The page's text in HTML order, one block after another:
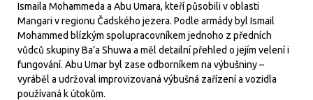
Ismaila Mohammeda a Abu Umara, kteří působili v oblasti
Mangari v regionu Čadského jezera. Podle armády byl Ismail
Mohammed blízkým spolupracovníkem jednoho z předních
vůdců skupiny Ba’a Shuwa a měl detailní přehled o jejím velení i
fungování. Abu Umar byl zase odborníkem na výbušniny –
vyráběl a udržoval improvizovaná výbušná zařízení a vozidla
používaná k útokům.